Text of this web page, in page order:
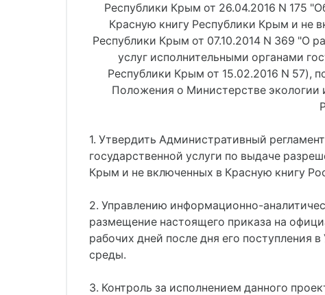
Республики Крым от 26.04.2016 N 175
Красную книгу Республики Крым и не
Республики Крым от 07.10.2014 N 369 "О
услуг исполнительными органами
Республики Крым от 15.02.2016 N 57),
Положения о Министерстве
1. Утвердить Административный
государственной услуги по выдаче
Крым и не включенных в Красную книгу
2. Управлению информационно-
размещение настоящего приказа на
рабочих дней после дня его
среды.
3. Контроль за исполнением данного